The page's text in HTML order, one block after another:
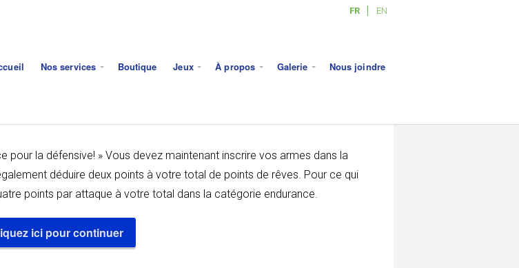
FR EN
Nos services Boutique Jeux À propos Galerie Nous joindre
pour la défensive! » Vous devez maintenant inscrire vos armes dans la
déduire deux points à votre total de points de rêves. Pour ce qui
points par attaque à votre total dans la catégorie endurance.
ici pour continuer